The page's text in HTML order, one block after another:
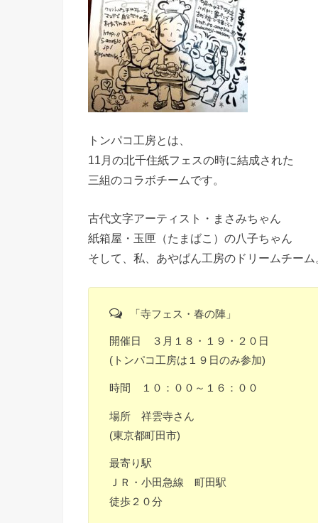
トンパコ工房とは、
11月の北千住紙フェスの時に結成された
三組のコラボチームです。
古代文字アーティスト・まさみちゃん
紙箱屋・玉匣（たまばこ）の八子ちゃん
そして、私、あやぱん工房のドリームチーム
「寺フェス・春の陣」
開催日 ３月１８・１９・２０日
(トンパコ工房は１９日のみ参加)
時間 １０：００～１６：００
場所 祥雲寺さん
(東京都町田市)
最寄り駅
ＪＲ・小田急線 町田駅
徒歩２０分